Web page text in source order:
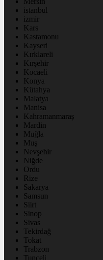
istanbul
izmir
Kars
Kastamonu
Kayseri
Kırklareli
Kırşehir
Kocaeli
Konya
Kütahya
Malatya
Manisa
Kahramanmaraş
Mardin
Muğla
Muş
Nevşehir
Niğde
Ordu
Rize
Sakarya
Samsun
Siirt
Sinop
Sivas
Tekirdağ
Tokat
Trabzon
Tunceli